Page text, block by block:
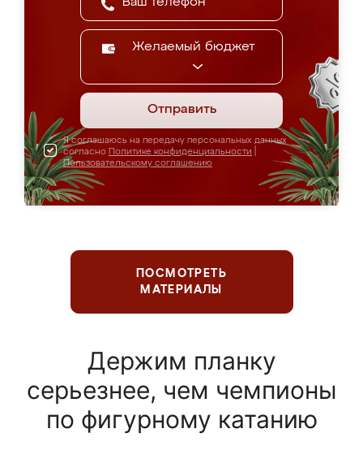
Желаемый бюджет
Отправить
Я соглашаюсь на передачу персональных данных
согласно Политике конфиденциальности
Пользовательскому соглашению
ПОСМОТРЕТЬ
МАТЕРИАЛЫ
Держим планку
серьезнее, чем чемпионы
по фигурному катанию